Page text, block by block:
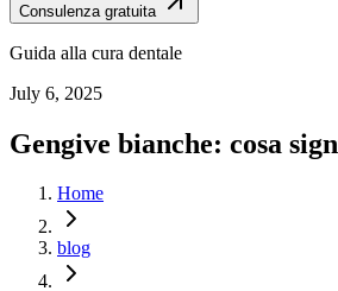
Consulenza gratuita
Guida alla cura dentale
July 6, 2025
Gengive bianche: cosa
Home
blog